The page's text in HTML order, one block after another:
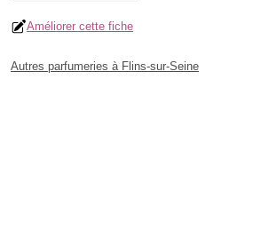
Améliorer cette fiche
Autres parfumeries à Flins-sur-Seine